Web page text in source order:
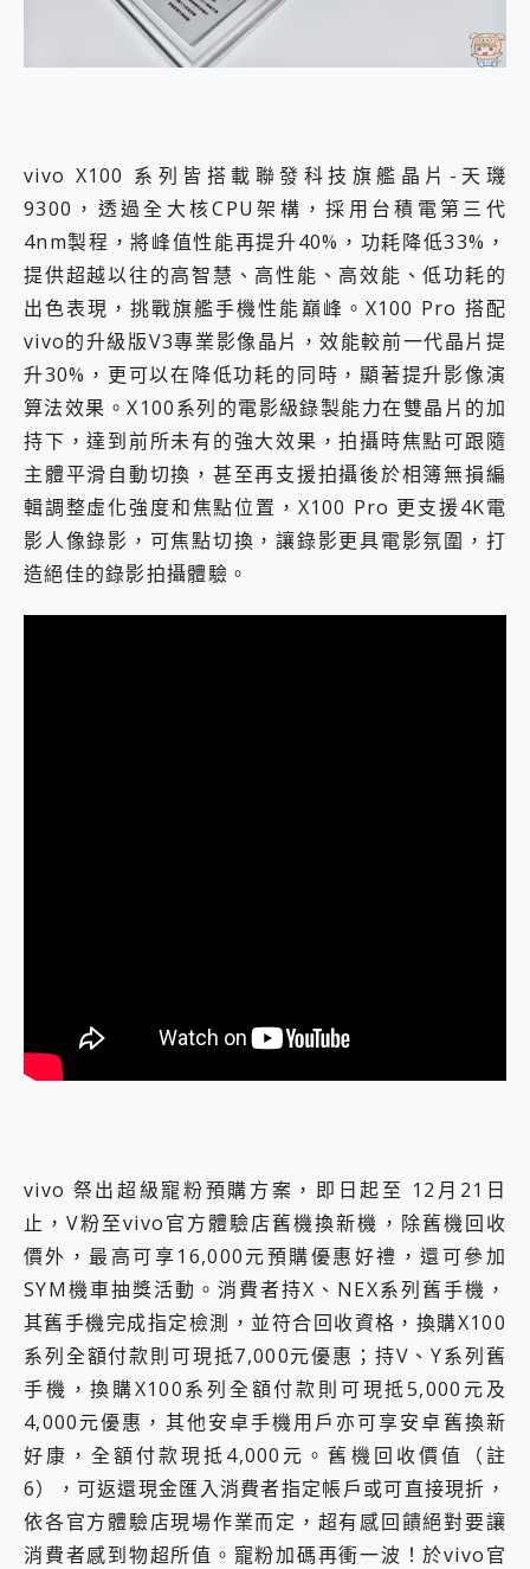
vivo X100 系列皆搭載聯發科技旗艦晶片-天璣
9300，透過全大核CPU架構，採用台積電第三代
4nm製程，將峰值性能再提升40%，功耗降低33%，
提供超越以往的高智慧、高性能、高效能、低功耗的
出色表現，挑戰旗艦手機性能巔峰。X100 Pro 搭配
vivo的升級版V3專業影像晶片，效能較前一代晶片提
升30%，更可以在降低功耗的同時，顯著提升影像演
算法效果。X100系列的電影級錄製能力在雙晶片的加
持下，達到前所未有的強大效果，拍攝時焦點可跟隨
主體平滑自動切換，甚至再支援拍攝後於相簿無損編
輯調整虛化強度和焦點位置，X100 Pro 更支援4K電
影人像錄影，可焦點切換，讓錄影更具電影氛圍，打
造絕佳的錄影拍攝體驗。
vivo 祭出超級寵粉預購方案，即日起至 12月21日
止，V粉至vivo官方體驗店舊機換新機，除舊機回收
價外，最高可享16,000元預購優惠好禮，還可參加
SYM機車抽獎活動。消費者持X、NEX系列舊手機，
其舊手機完成指定檢測，並符合回收資格，換購X100
系列全額付款則可現抵7,000元優惠；持V、Y系列舊
手機，換購X100系列全額付款則可現抵5,000元及
4,000元優惠，其他安卓手機用戶亦可享安卓舊換新
好康，全額付款現抵4,000元。舊機回收價值（註
6），可返還現金匯入消費者指定帳戶或可直接現折，
依各官方體驗店現場作業而定，超有感回饋絕對要讓
消費者感到物超所值。寵粉加碼再衝一波！於vivo官